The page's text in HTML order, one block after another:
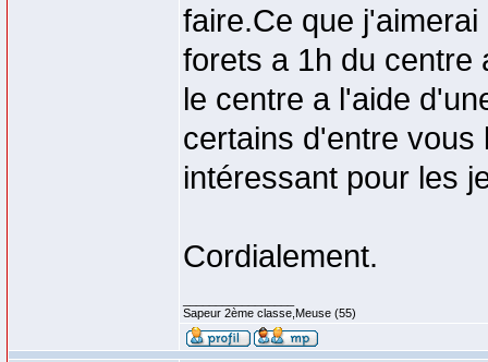
faire.Ce que
forets a 1h du centre
le centre a l'aide
certains d'entre vous
intéressant pour les
Cordialement.
Sapeur 2ème classe,Meuse (55)